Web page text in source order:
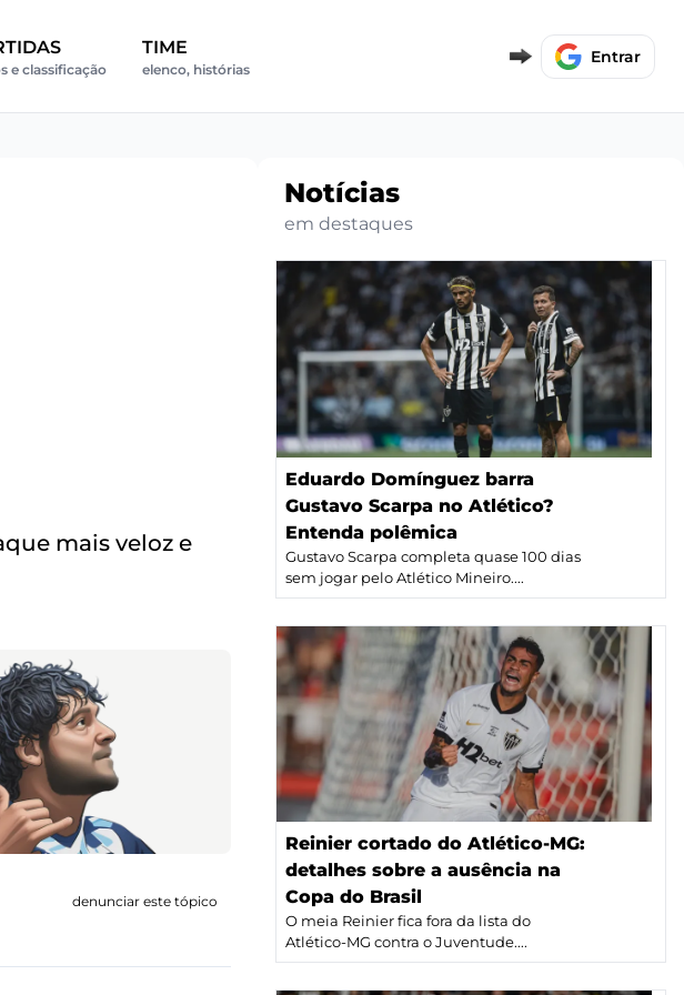
e classificação
TIME
elenco, histórias
Entrar
mais veloz e
denunciar este tópico
Notícias
em destaques
Eduardo Domínguez barra
Gustavo Scarpa no Atlético?
Entenda polêmica
Gustavo Scarpa completa quase 100 dias
sem jogar pelo Atlético Mineiro....
Reinier cortado do Atlético-MG:
detalhes sobre a ausência na
Copa do Brasil
O meia Reinier fica fora da lista do
Atlético-MG contra o Juventude....